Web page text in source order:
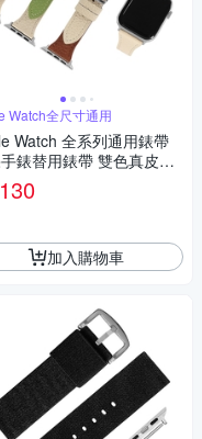
Watch全尺寸通用
Watch 全系列通用錶帶
錶替用錶帶 雙色真皮錶
/深藍/綠/棕色
加入購物車